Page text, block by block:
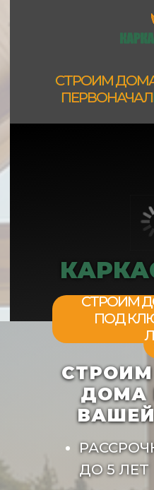
ДО 5 ЛЕТ
СТРОИМ
ПОД
СТРОИМ
ДОМА